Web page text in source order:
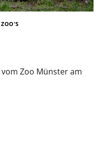
Zoo Münster am